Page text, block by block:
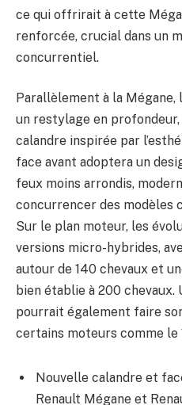
ce qui offrirait à cette
renforcée, crucial dans un
concurrentiel.
Parallèlement à la
un restylage en
calandre inspirée par
face avant adoptera un
feux moins arrondis,
concurrencer des modèles
Sur le plan moteur, les
versions micro-hybrides,
autour de 140 chevaux et
bien établie à 200
pourrait également faire
certains moteurs comme le
Nouvelle calandre et
Renault Mégane et